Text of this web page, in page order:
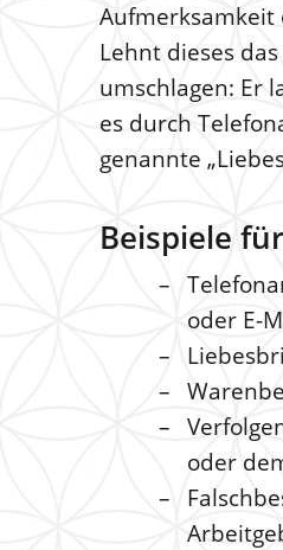
Aufmerksamkeit
Lehnt dieses
umschlagen: Er
es durch
genannte
Beispiele
oder E-
oder